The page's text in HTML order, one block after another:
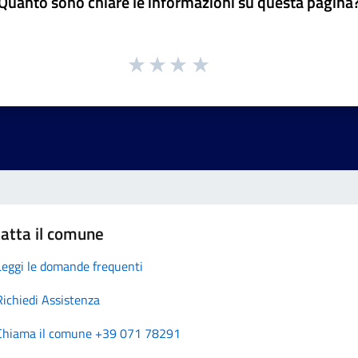
il comune
le domande frequenti
Assistenza
il comune +39 071 78291